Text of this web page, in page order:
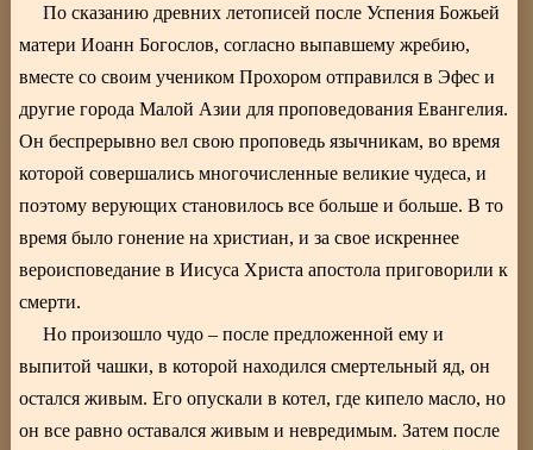
По сказанию древних летописей после Успения Божьей
матери Иоанн Богослов, согласно выпавшему жребию,
вместе со своим учеником Прохором отправился в Эфес и
другие города Малой Азии для проповедования Евангелия.
Он беспрерывно вел свою проповедь язычникам, во время
которой совершались многочисленные великие чудеса, и
поэтому верующих становилось все больше и больше. В то
время было гонение на христиан, и за свое искреннее
вероисповедание в Иисуса Христа апостола приговорили к
смерти.
Но произошло чудо – после предложенной ему и
выпитой чашки, в которой находился смертельный яд, он
остался живым. Его опускали в котел, где кипело масло, но
он все равно оставался живым и невредимым. Затем после